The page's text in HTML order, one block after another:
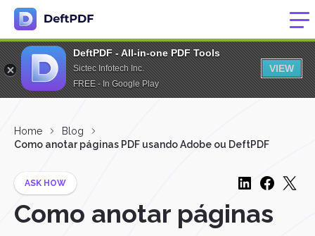
DeftPDF - All-in-one PDF Tools
Sictec Infotech Inc.
FREE - In Google Play
VIEW
Home
Blog
Como anotar páginas PDF usando Adobe ou DeftPDF
ASK HOW
Como anotar páginas